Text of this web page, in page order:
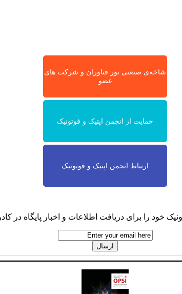
شاخه‌ی صنعتی نور فناوران و شرکت های
عضو
حمایت از انجمن اپتیک و فوتونیک
ارتباط انجمن اپتیک و فوتونیک
خود را برای دریافت اطلاعات و اخبار پایگاه در